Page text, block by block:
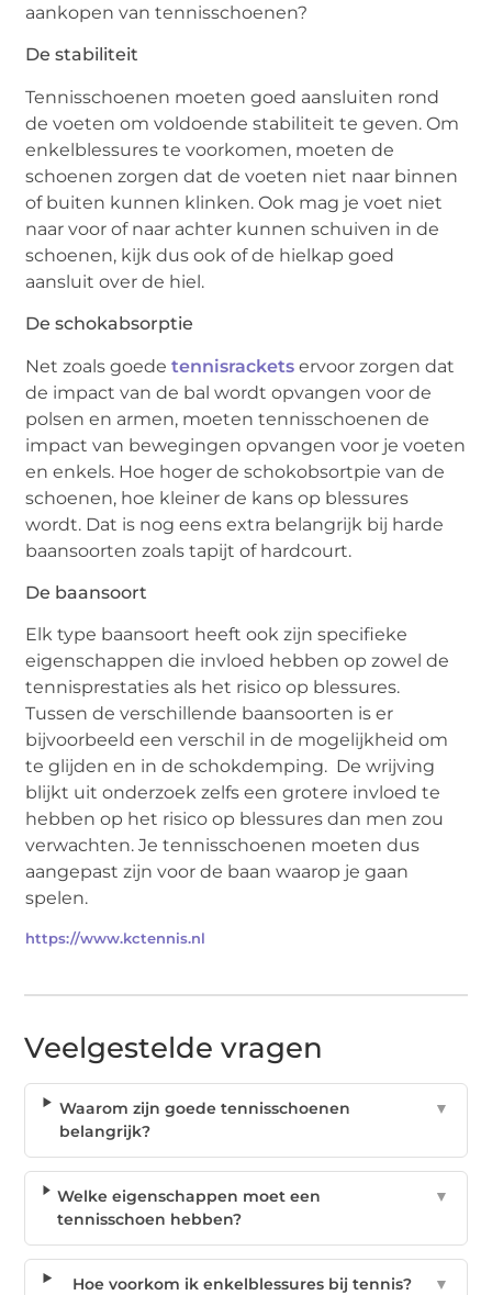
aankopen van tennisschoenen?
De stabiliteit
Tennisschoenen moeten goed aansluiten rond
de voeten om voldoende stabiliteit te geven. Om
enkelblessures te voorkomen, moeten de
schoenen zorgen dat de voeten niet naar binnen
of buiten kunnen klinken. Ook mag je voet niet
naar voor of naar achter kunnen schuiven in de
schoenen, kijk dus ook of de hielkap goed
aansluit over de hiel.
De schokabsorptie
Net zoals goedetennisrackets ervoor zorgen dat
de impact van de bal wordt opvangen voor de
polsen en armen, moeten tennisschoenen de
impact van bewegingen opvangen voor je voeten
en enkels. Hoe hoger de schokobsortpie van de
schoenen, hoe kleiner de kans op blessures
wordt. Dat is nog eens extra belangrijk bij harde
baansoorten zoals tapijt of hardcourt.
De baansoort
Elk type baansoort heeft ook zijn specifieke
eigenschappen die invloed hebben op zowel de
tennisprestaties als het risico op blessures.
Tussen de verschillende baansoorten is er
bijvoorbeeld een verschil in de mogelijkheid om
te glijden en in de schokdemping. De wrijving
blijkt uit onderzoek zelfs een grotere invloed te
hebben op het risico op blessures dan men zou
verwachten. Je tennisschoenen moeten dus
aangepast zijn voor de baan waarop je gaan
spelen.
https://www.kctennis.nl
Veelgestelde vragen
Waarom zijn goede tennisschoenen
belangrijk?
▼
Welke eigenschappen moet een
tennisschoen hebben?
▼
Hoe voorkom ik enkelblessures bij tennis? ▼